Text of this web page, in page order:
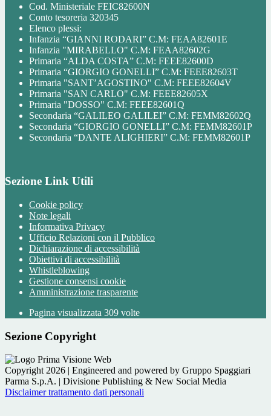
Cod. Ministeriale FEIC82600N
Conto tesoreria 320345
Elenco plessi:
Infanzia “GIANNI RODARI” C.M: FEAA82601E
Infanzia "MIRABELLO" C.M: FEAA82602G
Primaria “ALDA COSTA” C.M: FEEE82600D
Primaria “GIORGIO GONELLI” C.M: FEEE82603T
Primaria "SANT’AGOSTINO" C.M: FEEE82604V
Primaria "SAN CARLO" C.M: FEEE82605X
Primaria "DOSSO" C.M: FEEE82601Q
Secondaria “GALILEO GALILEI” C.M: FEMM82602Q
Secondaria “GIORGIO GONELLI” C.M: FEMM82601P
Secondaria “DANTE ALIGHIERI” C.M: FEMM82601P
Sezione Link Utili
Cookie policy
Note legali
Informativa Privacy
Ufficio Relazioni con il Pubblico
Dichiarazione di accessibilità
Obiettivi di accessibilità
Whistleblowing
Gestione consensi cookie
Amministrazione trasparente
Pagina visualizzata 309 volte
Sezione Copyright
Copyright 2026 | Engineered and powered by Gruppo Spaggiari
Parma S.p.A. | Divisione Publishing & New Social Media
Disclaimer trattamento dati personali